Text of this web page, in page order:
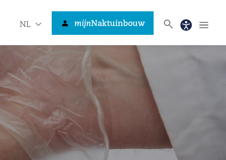
NL mijnNaktuinbouw